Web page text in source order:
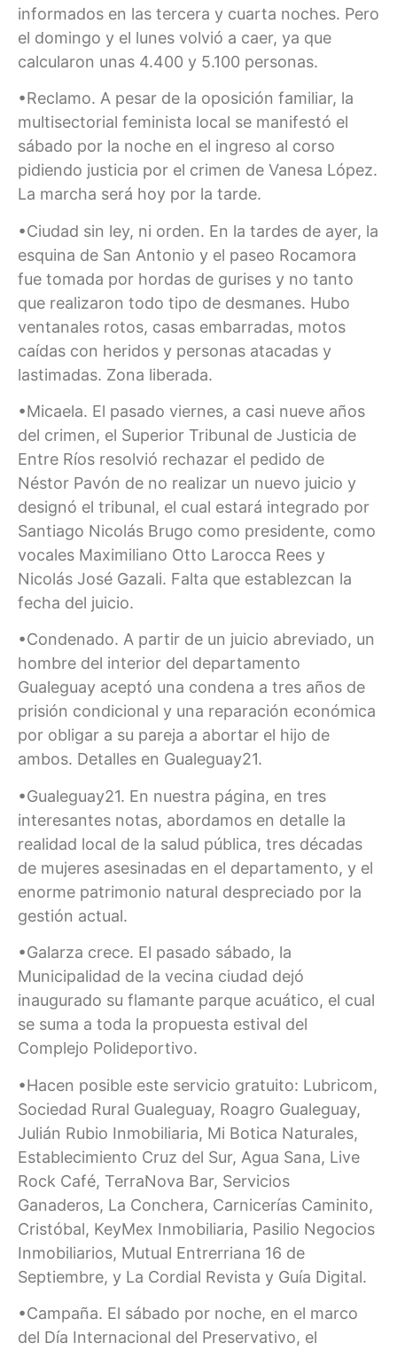
informados en las tercera y cuarta noches. Pero
el domingo y el lunes volvió a caer, ya que
calcularon unas 4.400 y 5.100 personas.
•Reclamo. A pesar de la oposición familiar, la
multisectorial feminista local se manifestó el
sábado por la noche en el ingreso al corso
pidiendo justicia por el crimen de Vanesa López.
La marcha será hoy por la tarde.
•Ciudad sin ley, ni orden. En la tardes de ayer, la
esquina de San Antonio y el paseo Rocamora
fue tomada por hordas de gurises y no tanto
que realizaron todo tipo de desmanes. Hubo
ventanales rotos, casas embarradas, motos
caídas con heridos y personas atacadas y
lastimadas. Zona liberada.
•Micaela. El pasado viernes, a casi nueve años
del crimen, el Superior Tribunal de Justicia de
Entre Ríos resolvió rechazar el pedido de
Néstor Pavón de no realizar un nuevo juicio y
designó el tribunal, el cual estará integrado por
Santiago Nicolás Brugo como presidente, como
vocales Maximiliano Otto Larocca Rees y
Nicolás José Gazali. Falta que establezcan la
fecha del juicio.
•Condenado. A partir de un juicio abreviado, un
hombre del interior del departamento
Gualeguay aceptó una condena a tres años de
prisión condicional y una reparación económica
por obligar a su pareja a abortar el hijo de
ambos. Detalles en Gualeguay21.
•Gualeguay21. En nuestra página, en tres
interesantes notas, abordamos en detalle la
realidad local de la salud pública, tres décadas
de mujeres asesinadas en el departamento, y el
enorme patrimonio natural despreciado por la
gestión actual.
•Galarza crece. El pasado sábado, la
Municipalidad de la vecina ciudad dejó
inaugurado su flamante parque acuático, el cual
se suma a toda la propuesta estival del
Complejo Polideportivo.
•Hacen posible este servicio gratuito: Lubricom,
Sociedad Rural Gualeguay, Roagro Gualeguay,
Julián Rubio Inmobiliaria, Mi Botica Naturales,
Establecimiento Cruz del Sur, Agua Sana, Live
Rock Café, TerraNova Bar, Servicios
Ganaderos, La Conchera, Carnicerías Caminito,
Cristóbal, KeyMex Inmobiliaria, Pasilio Negocios
Inmobiliarios, Mutual Entrerriana 16 de
Septiembre, y La Cordial Revista y Guía Digital.
•Campaña. El sábado por noche, en el marco
del Día Internacional del Preservativo, el